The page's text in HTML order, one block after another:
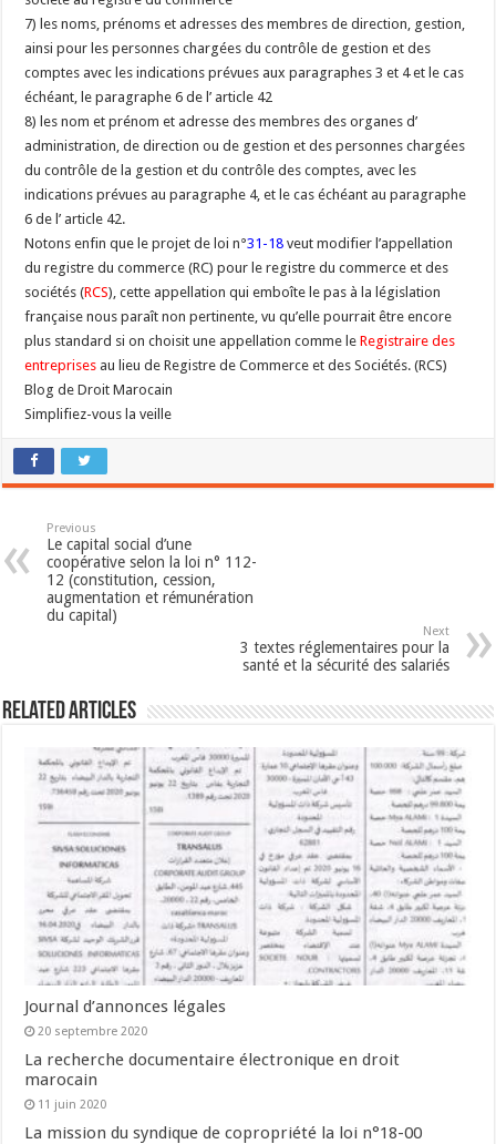
7) les noms, prénoms et adresses des membres de direction, gestion,
ainsi pour les personnes chargées du contrôle de gestion et des
comptes avec les indications prévues aux paragraphes 3 et 4 et le cas
échéant, le paragraphe 6 de l’ article 42
8) les nom et prénom et adresse des membres des organes d’
administration, de direction ou de gestion et des personnes chargées
du contrôle de la gestion et du contrôle des comptes, avec les
indications prévues au paragraphe 4, et le cas échéant au paragraphe
6 de l’ article 42.
Notons enfin que le projet de loi n°31-18veut modifier l’appellation
du registre du commerce (RC) pour le registre du commerce et des
sociétés (RCS), cette appellation qui emboîte le pas à la législation
française nous paraît non pertinente, vu qu’elle pourrait être encore
plus standard si on choisit une appellation comme leRegistraire des
entreprises au lieu de Registre de Commerce et des Sociétés. (RCS)
Blog de Droit Marocain
Simplifiez-vous la veille
Previous
Le capital social d’une
coopérative selon la loi n° 112-
12 (constitution, cession,
augmentation et rémunération
du capital)
Next
3 textes réglementaires pour la
santé et la sécurité des salariés
Related Articles
Journal d’annonces légales
20 septembre 2020
La recherche documentaire électronique en droit
marocain
11 juin 2020
La mission du syndique de copropriété la loi n°18-00